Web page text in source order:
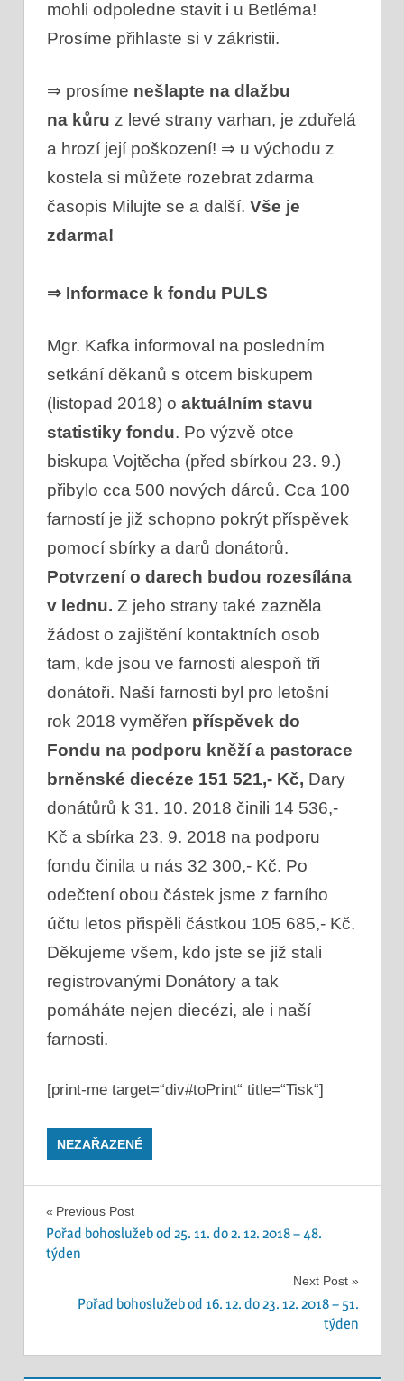
mohli odpoledne stavit i u Betléma!
Prosíme přihlaste si v zákristii.
⇒ prosíme nešlapte na dlažbu
na kůru z levé strany varhan, je zduřelá
a hrozí její poškození! ⇒ u východu z
kostela si můžete rozebrat zdarma
časopis Milujte se a další. Vše je
zdarma!
⇒ Informace k fondu PULS
Mgr. Kafka informoval na posledním
setkání děkanů s otcem biskupem
(listopad 2018) o aktuálním stavu
statistiky fondu. Po výzvě otce
biskupa Vojtěcha (před sbírkou 23. 9.)
přibylo cca 500 nových dárců. Cca 100
farností je již schopno pokrýt příspěvek
pomocí sbírky a darů donátorů.
Potvrzení o darech budou rozesílána
v lednu. Z jeho strany také zazněla
žádost o zajištění kontaktních osob
tam, kde jsou ve farnosti alespoň tři
donátoři. Naší farnosti byl pro letošní
rok 2018 vyměřen příspěvek do
Fondu na podporu kněží a pastorace
brněnské diecéze 151 521,- Kč, Dary
donátůrů k 31. 10. 2018 činili 14 536,-
Kč a sbírka 23. 9. 2018 na podporu
fondu činila u nás 32 300,- Kč. Po
odečtení obou částek jsme z farního
účtu letos přispěli částkou 105 685,- Kč.
Děkujeme všem, kdo jste se již stali
registrovanými Donátory a tak
pomáháte nejen diecézi, ale i naší
farnosti.
[print-me target=“div#toPrint“ title=“Tisk“]
NEZAŘAZENÉ
Navigace
pro
Previous Post
Pořad bohoslužeb od 25. 11. do 2. 12. 2018 – 48.
týden
Next Post
Pořad bohoslužeb od 16. 12. do 23. 12. 2018 – 51.
týden